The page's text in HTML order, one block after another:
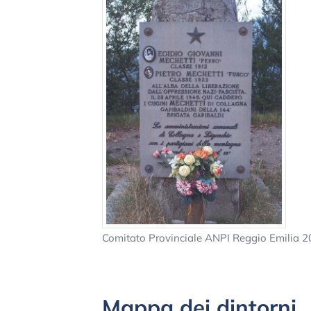
Comitato Provinciale ANPI Reggio Emilia